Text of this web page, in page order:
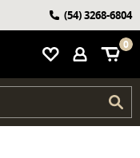
0
(54)3268-6804